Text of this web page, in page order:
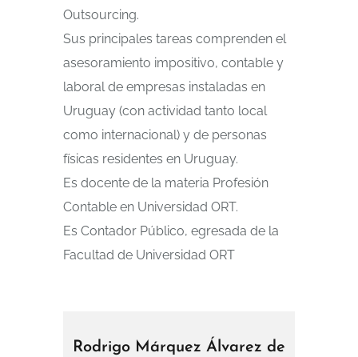
Outsourcing.
Sus principales tareas comprenden el
asesoramiento impositivo, contable y
laboral de empresas instaladas en
Uruguay (con actividad tanto local
como internacional) y de personas
físicas residentes en Uruguay.
Es docente de la materia Profesión
Contable en Universidad ORT.
Es Contador Público, egresada de la
Facultad de Universidad ORT
Rodrigo Márquez Álvarez de